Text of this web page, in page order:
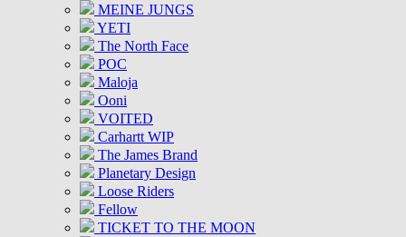
MEINE JUNGS
YETI
The North Face
POC
Maloja
Ooni
VOITED
Carhartt WIP
The James Brand
Planetary Design
Loose Riders
Fellow
TICKET TO THE MOON